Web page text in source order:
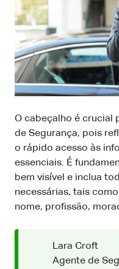
O cabeçalho é crucial
de Segurança, pois
o rápido acesso às
essenciais. É
bem visível e inclua
necessárias, tais
nome, profissão,
Lara Croft
Agente de